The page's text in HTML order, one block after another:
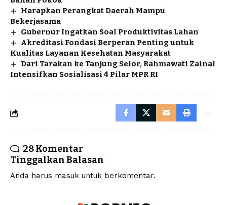
Harapkan Perangkat Daerah Mampu
Bekerjasama
Gubernur Ingatkan Soal Produktivitas Lahan
Akreditasi Fondasi Berperan Penting untuk
Kualitas Layanan Kesehatan Masyarakat
Dari Tarakan ke Tanjung Selor, Rahmawati Zainal
Intensifkan Sosialisasi 4 Pilar MPR RI
28 Komentar
Tinggalkan Balasan
Anda harus masuk untuk berkomentar.